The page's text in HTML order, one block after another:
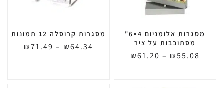
מסגרות אלומניום 4×6"
מסתובבות על ציר
₪55.08
–
₪61.20
מסגרות קרוסלה 12 תמונות
₪64.34
–
₪71.49